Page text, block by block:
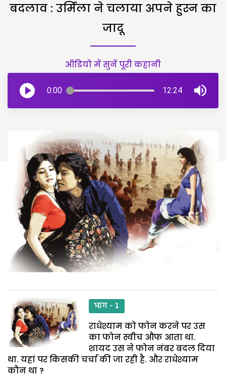
बदलाव : उर्मिला ने चलाया अपने हुस्न का
जादू
ऑडियो में सुनें पूरी कहानी
0:00 12:24
भाग - 1
राधेश्याम को फोन करने पर उस
का फोन स्वीच औफ आता था.
शायद उस ने फोन नंबर बदल दिया
था. यहां पर किसकी चर्चा की जा रही है. और राधेश्याम
कौन था ?